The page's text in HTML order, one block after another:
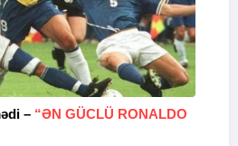
– “ƏN GÜCLÜ RONALDO